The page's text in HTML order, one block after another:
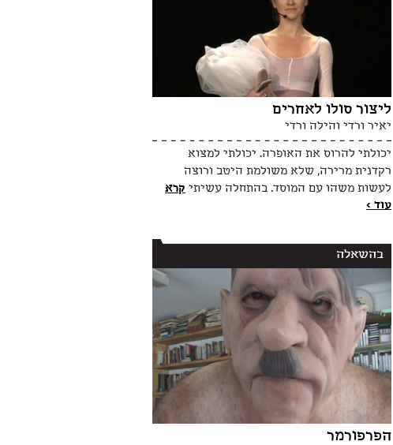
ליצור סולו לאחרים
יאיר ורדי והילה ורדי
יכולתי להרוס את האופרה. יכולתי למצוא
רקדנית מרירה, שלא משולמת היטב ורוצה
לעשות משהו עם המוסד. בהתחלה עשיתי קרא
עוד >
בהשאלה
הפרפורמר